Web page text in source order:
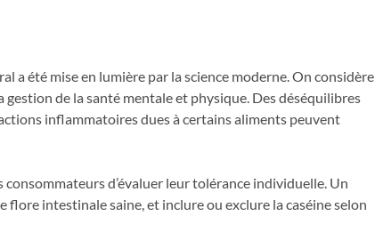
a été mise en lumière par la science moderne. On considère
de la santé mentale et physique. Des déséquilibres
inflammatoires dues à certains aliments peuvent
consommateurs d’évaluer leur tolérance individuelle. Un
intestinale saine, et inclure ou exclure la caséine selon